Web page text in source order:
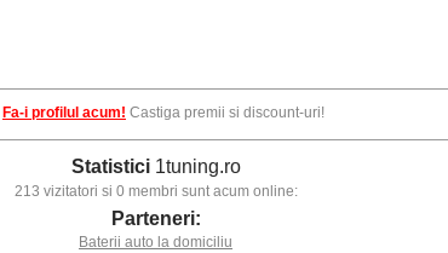
Fa-i profilul acum! Castiga premii si discount-uri!
Statistici 1tuning.ro
213 vizitatori si 0 membri sunt acum online:
Parteneri:
Baterii auto la domiciliu